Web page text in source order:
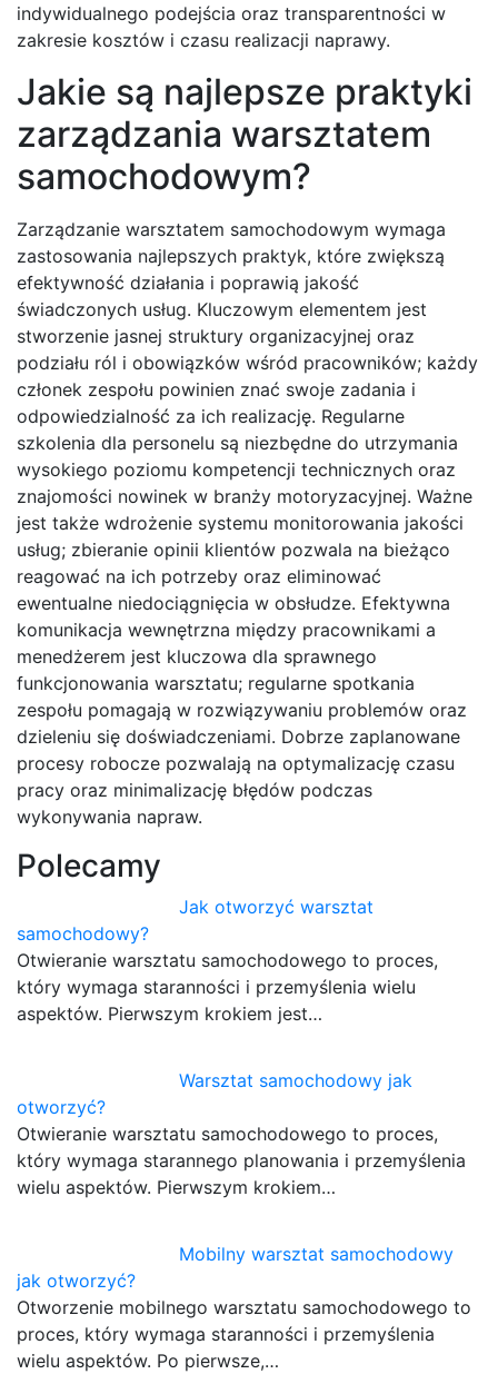
indywidualnego podejścia oraz transparentności w
zakresie kosztów i czasu realizacji naprawy.
Jakie są najlepsze praktyki
zarządzania warsztatem
samochodowym?
Zarządzanie warsztatem samochodowym wymaga
zastosowania najlepszych praktyk, które zwiększą
efektywność działania i poprawią jakość
świadczonych usług. Kluczowym elementem jest
stworzenie jasnej struktury organizacyjnej oraz
podziału ról i obowiązków wśród pracowników; każdy
członek zespołu powinien znać swoje zadania i
odpowiedzialność za ich realizację. Regularne
szkolenia dla personelu są niezbędne do utrzymania
wysokiego poziomu kompetencji technicznych oraz
znajomości nowinek w branży motoryzacyjnej. Ważne
jest także wdrożenie systemu monitorowania jakości
usług; zbieranie opinii klientów pozwala na bieżąco
reagować na ich potrzeby oraz eliminować
ewentualne niedociągnięcia w obsłudze. Efektywna
komunikacja wewnętrzna między pracownikami a
menedżerem jest kluczowa dla sprawnego
funkcjonowania warsztatu; regularne spotkania
zespołu pomagają w rozwiązywaniu problemów oraz
dzieleniu się doświadczeniami. Dobrze zaplanowane
procesy robocze pozwalają na optymalizację czasu
pracy oraz minimalizację błędów podczas
wykonywania napraw.
Polecamy
Jak otworzyć warsztat
samochodowy?
Otwieranie warsztatu samochodowego to proces,
który wymaga staranności i przemyślenia wielu
aspektów. Pierwszym krokiem jest…
Warsztat samochodowy jak
otworzyć?
Otwieranie warsztatu samochodowego to proces,
który wymaga starannego planowania i przemyślenia
wielu aspektów. Pierwszym krokiem…
Mobilny warsztat samochodowy
jak otworzyć?
Otworzenie mobilnego warsztatu samochodowego to
proces, który wymaga staranności i przemyślenia
wielu aspektów. Po pierwsze,…